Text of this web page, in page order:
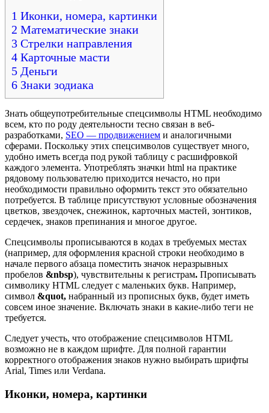
1 Иконки, номера, картинки
2 Математические знаки
3 Стрелки направления
4 Карточные масти
5 Деньги
6 Знаки зодиака
Знать общеупотребительные спецсимволы HTML необходимо
всем, кто по роду деятельности тесно связан в веб-
разработками, SEO — продвижением и аналогичными
сферами. Поскольку этих спецсимволов существует много,
удобно иметь всегда под рукой таблицу с расшифровкой
каждого элемента. Употреблять значки html на практике
рядовому пользователю приходится нечасто, но при
необходимости правильно оформить текст это обязательно
потребуется. В таблице присутствуют условные обозначения
цветков, звездочек, снежинок, карточных мастей, зонтиков,
сердечек, знаков препинания и многое другое.
Спецсимволы прописываются в кодах в требуемых местах
(например, для оформления красной строки необходимо в
начале первого абзаца поместить значок неразрывных
пробелов &nbsp), чувствительны к регистрам. Прописывать
символику HTML следует с маленьких букв. Например,
символ &quot, набранный из прописных букв, будет иметь
совсем иное значение. Включать знаки в какие-либо теги не
требуется.
Следует учесть, что отображение спецсимволов HTML
возможно не в каждом шрифте. Для полной гарантии
корректного отображения знаков нужно выбирать шрифты
Arial, Times или Verdana.
Иконки, номера, картинки